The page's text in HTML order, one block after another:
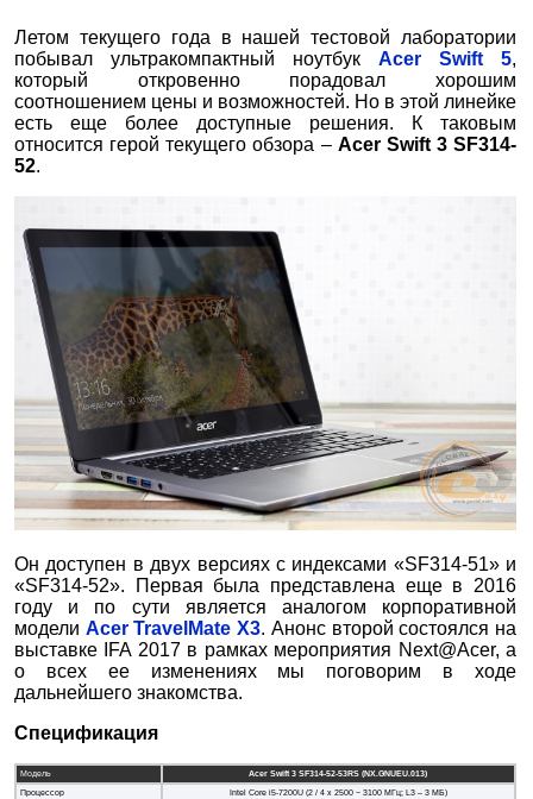
Летом текущего года в нашей тестовой лаборатории
побывал ультракомпактный ноутбукAcer Swift 5,
который откровенно порадовал хорошим
соотношением цены и возможностей. Но в этой линейке
есть еще более доступные решения. К таковым
относится герой текущего обзора – Acer Swift3SF314-
52.
Он доступен в двух версиях с индексами «SF314-51» и
«SF314-52». Первая была представлена еще в 2016
году и по сути является аналогом корпоративной
модели Acer TravelMate X3. Анонс второй состоялся на
выставке IFA 2017 в рамках мероприятия Next@Acer, а
о всех ее изменениях мы поговорим в ходе
дальнейшего знакомства.
Спецификация
Модель
Acer Swift 3 SF314-52-53RS (NX.GNUEU.013)
Процессор
Intel Core i5-7200U (2 / 4 x 2500 − 3100 МГц; L3 – 3 МБ)